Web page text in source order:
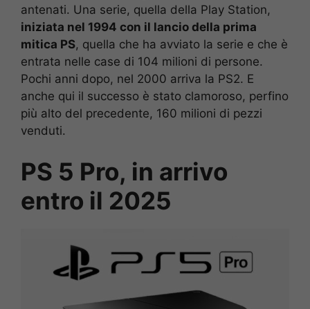
antenati. Una serie, quella della Play Station,
iniziata nel 1994 con il lancio della prima
mitica PS, quella che ha avviato la serie e che è
entrata nelle case di 104 milioni di persone.
Pochi anni dopo, nel 2000 arriva la PS2. E
anche qui il successo è stato clamoroso, perfino
più alto del precedente, 160 milioni di pezzi
venduti.
PS 5 Pro, in arrivo
entro il 2025